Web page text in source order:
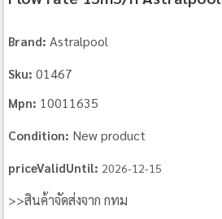
Brand: Astralpool
Sku: 01467
Mpn: 10011635
Condition: New product
priceValidUntil: 2026-12-15
>>สินค้าจัดส่งจาก กทม